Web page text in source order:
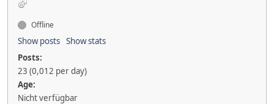
Offline
Show posts Show stats
Posts:
23 (0,012 per day)
Age:
Nicht verfügbar